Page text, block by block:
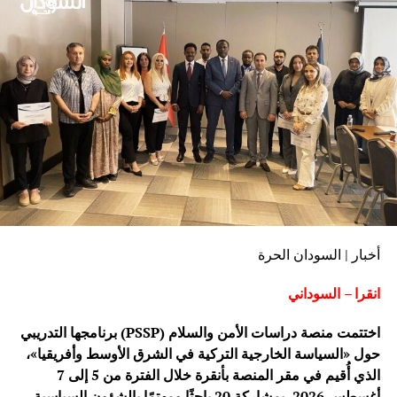
أخبار | السودان الحرة
انقرا – السوداني
اختتمت منصة دراسات الأمن والسلام (PSSP) برنامجها التدريبي
حول «السياسة الخارجية التركية في الشرق الأوسط وأفريقيا»،
الذي أُقيم في مقر المنصة بأنقرة خلال الفترة من 5 إلى 7